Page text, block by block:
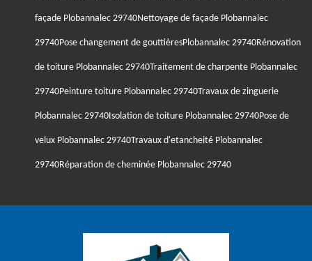
façade Plobannalec 29740Nettoyage de façade Plobannalec
29740Pose changement de gouttièresPlobannalec 29740Rénovation
de toiture Plobannalec 29740Traitement de charpente Plobannalec
29740Peinture toiture Plobannalec 29740Travaux de zinguerie
Plobannalec 29740Isolation de toiture Plobannalec 29740Pose de
velux Plobannalec 29740Travaux d'etancheité Plobannalec
29740Réparation de cheminée Plobannalec 29740